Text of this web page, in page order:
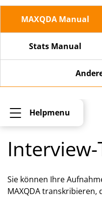
MAXQDA Manual
Stats Manual
Helpmenu
Sie können Ihre
MAXQDA transkribieren,